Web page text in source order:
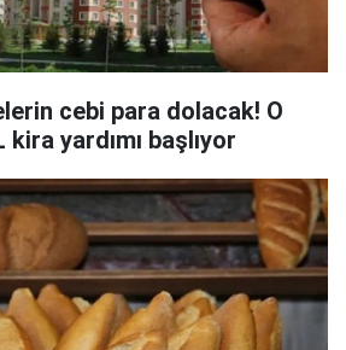
cebi para dolacak! O
yardımı başlıyor